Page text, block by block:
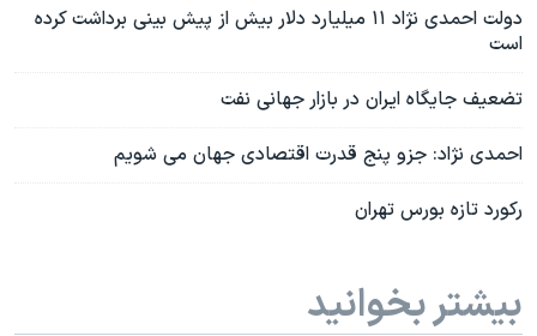
دولت احمدی نژاد ۱۱ میلیارد دلار بیش از پیش بینی برداشت کرده
است
تضعیف جایگاه ایران در بازار جهانی نفت
احمدی نژاد: جزو پنج قدرت اقتصادی جهان می شویم
رکورد تازه بورس تهران
بیشتر بخوانید